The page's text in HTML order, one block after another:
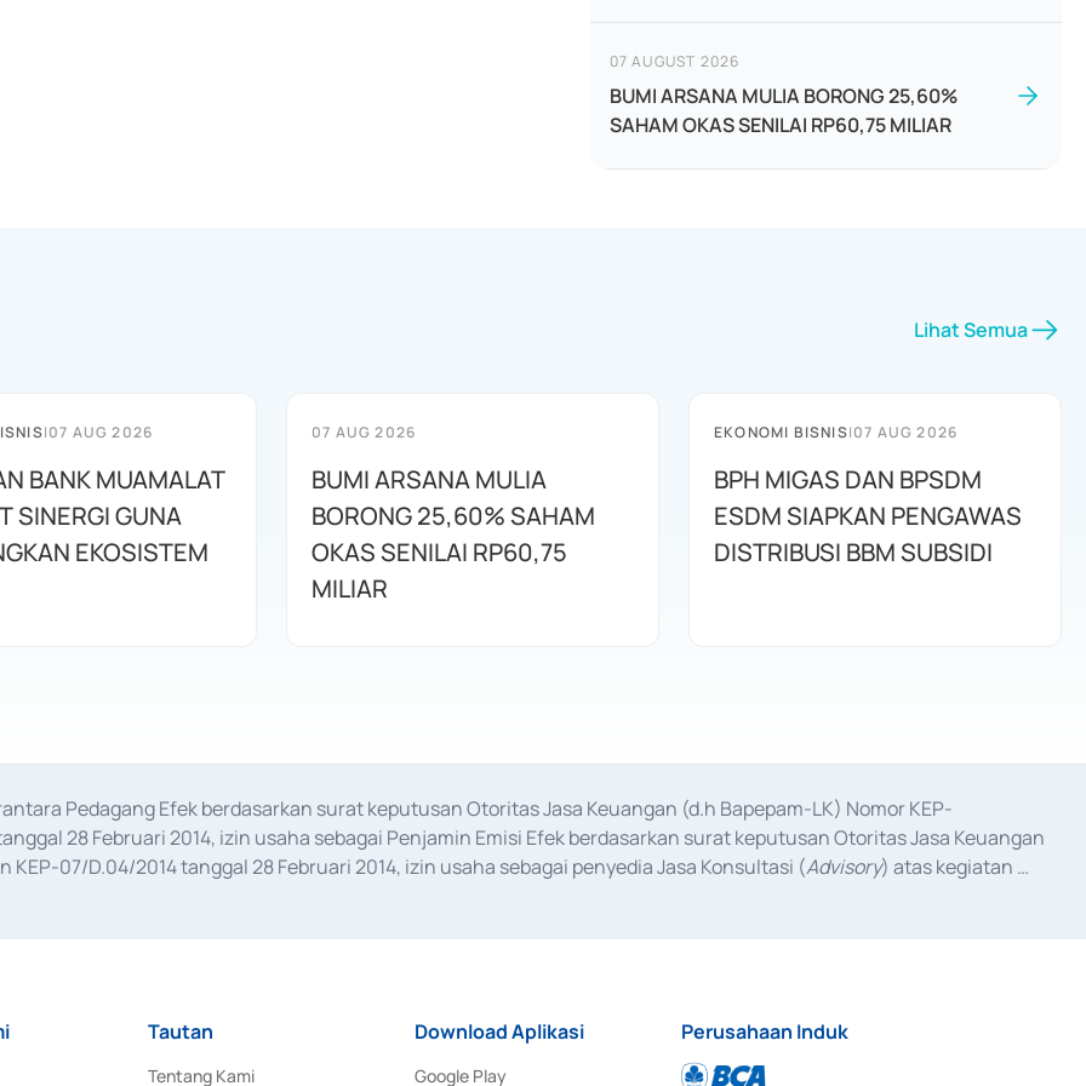
07 AUGUST 2026
BUMI ARSANA MULIA BORONG 25,60%
SAHAM OKAS SENILAI RP60,75 MILIAR
Lihat Semua
|07 AUG 2026
BANK MUAMALAT
SINERGI GUNA
EKOSISTEM
07 AUG 2026
BUMI ARSANA MULIA
BORONG 25,60% SAHAM
OKAS SENILAI RP60,75
MILIAR
EKONOMI BISNIS|07 AUG 2026
BPH MIGAS DAN BPSDM
ESDM SIAPKAN PENGAWAS
DISTRIBUSI BBM SUBSIDI
Pedagang Efek berdasarkan surat keputusan Otoritas Jasa Keuangan (d.h Bapepam-LK) Nomor KEP-
28 Februari 2014, izin usaha sebagai Penjamin Emisi Efek berdasarkan surat keputusan Otoritas Jasa Keuangan
KEP-07/D.04/2014 tanggal 28 Februari 2014, izin usaha sebagai penyedia Jasa Konsultasi (Advisory) atas kegiatan
Tautan
Tentang Kami
Download Aplikasi
Google Play
Perusahaan Induk